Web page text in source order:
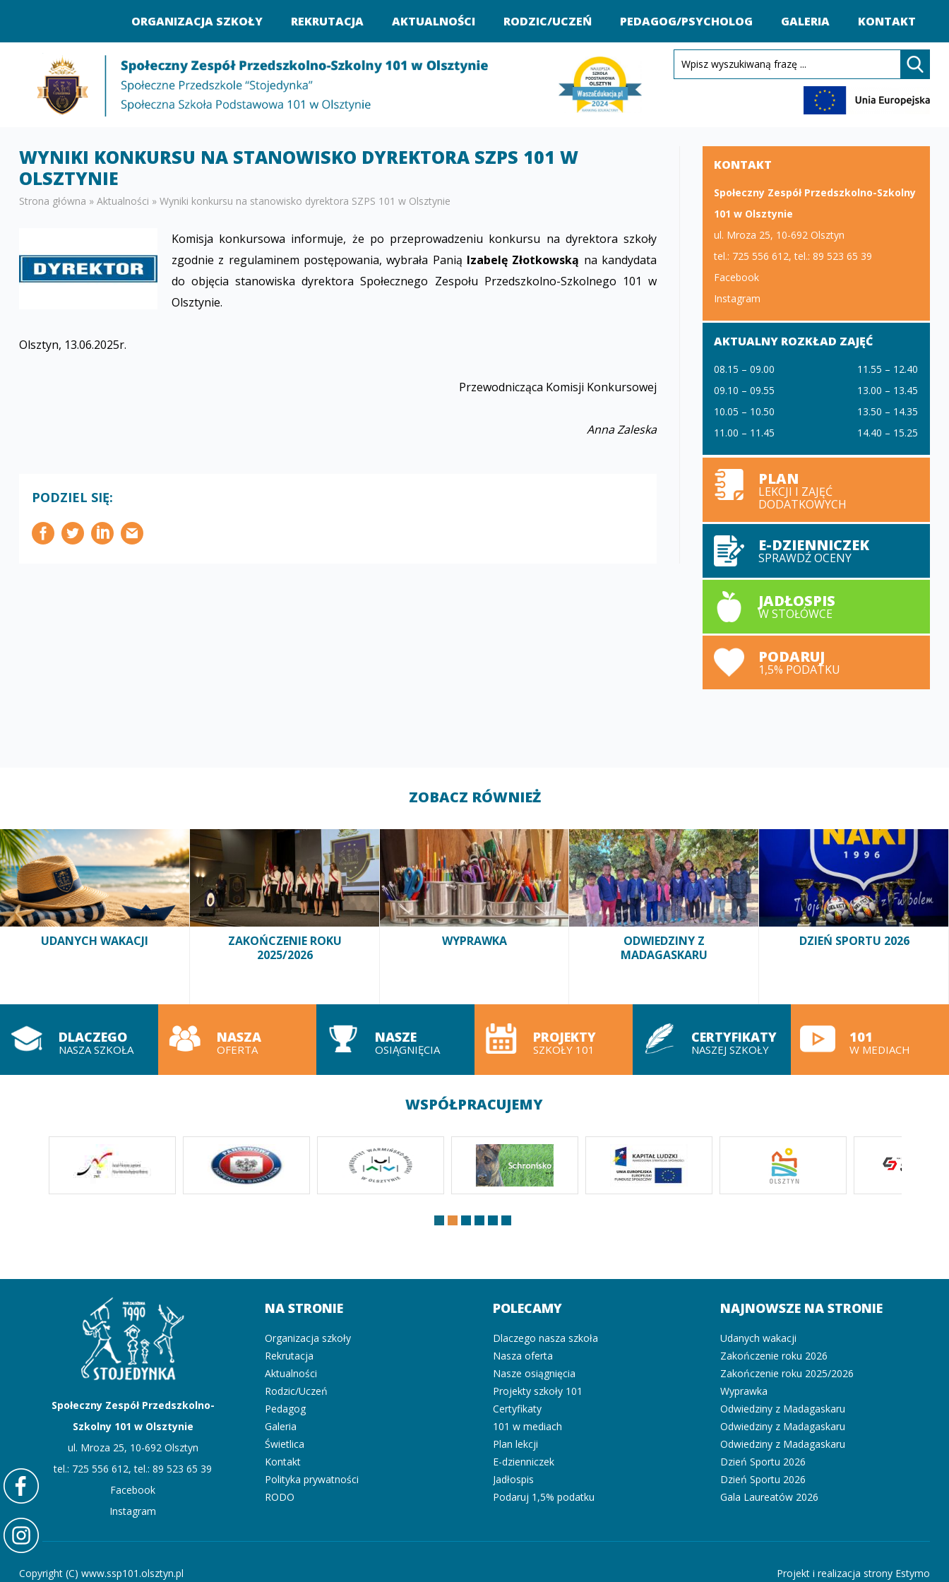
ORGANIZACJA SZKOŁY REKRUTACJA AKTUALNOŚCI RODZIC/UCZEŃ PEDAGOG/PSYCHOLOG GALERIA KONTAKT
WYNIKI KONKURSU NA STANOWISKO DYREKTORA SZPS 101 W
OLSZTYNIE
Strona główna » Aktualności » Wyniki konkursu na stanowisko dyrektora SZPS 101 w Olsztynie
Komisja konkursowa informuje, że po przeprowadzeniu konkursu na dyrektora szkoły
zgodnie z regulaminem postępowania, wybrała Panią Izabelę Złotkowską na kandydata
do objęcia stanowiska dyrektora Społecznego Zespołu Przedszkolno-Szkolnego 101 w
Olsztynie.
Olsztyn, 13.06.2025r.
Przewodnicząca Komisji Konkursowej
Anna Zaleska
PODZIEL SIĘ:
KONTAKT
Społeczny Zespół Przedszkolno-Szkolny
101 w Olsztynie
ul. Mroza 25, 10-692 Olsztyn
tel.: 725 556 612, tel.: 89 523 65 39
Facebook
Instagram
AKTUALNY ROZKŁAD ZAJĘĆ
08.15 – 09.00
09.10 – 09.55
10.05 – 10.50
11.00 – 11.45
11.55 – 12.40
13.00 – 13.45
13.50 – 14.35
14.40 – 15.25
PLAN
LEKCJI I ZAJĘĆ
DODATKOWYCH
E-DZIENNICZEK
SPRAWDŹ OCENY
JADŁOSPIS
W STOŁÓWCE
PODARUJ
1,5% PODATKU
ZOBACZ RÓWNIEŻ
UDANYCH WAKACJI
ZAKOŃCZENIE ROKU
2025/2026
WYPRAWKA
ODWIEDZINY Z
MADAGASKARU
DZIEŃ SPORTU 2026
DLACZEGO
NASZA SZKOŁA
NASZA
OFERTA
NASZE
OSIĄGNIĘCIA
PROJEKTY
SZKOŁY 101
CERTYFIKATY
NASZEJ SZKOŁY
101
W MEDIACH
WSPÓŁPRACUJEMY
Społeczny Zespół Przedszkolno-
Szkolny 101 w Olsztynie
ul. Mroza 25, 10-692 Olsztyn
tel.: 725 556 612, tel.: 89 523 65 39
Facebook
Instagram
NA STRONIE
Organizacja szkoły
Rekrutacja
Aktualności
Rodzic/Uczeń
Pedagog
Galeria
Świetlica
Kontakt
Polityka prywatności
RODO
POLECAMY
Dlaczego nasza szkoła
Nasza oferta
Nasze osiągnięcia
Projekty szkoły 101
Certyfikaty
101 w mediach
Plan lekcji
E-dzienniczek
Jadłospis
Podaruj 1,5% podatku
NAJNOWSZE NA STRONIE
Udanych wakacji
Zakończenie roku 2026
Zakończenie roku 2025/2026
Wyprawka
Odwiedziny z Madagaskaru
Odwiedziny z Madagaskaru
Odwiedziny z Madagaskaru
Dzień Sportu 2026
Dzień Sportu 2026
Gala Laureatów 2026
Copyright (C) www.ssp101.olsztyn.pl Projekt i realizacja strony Estymo